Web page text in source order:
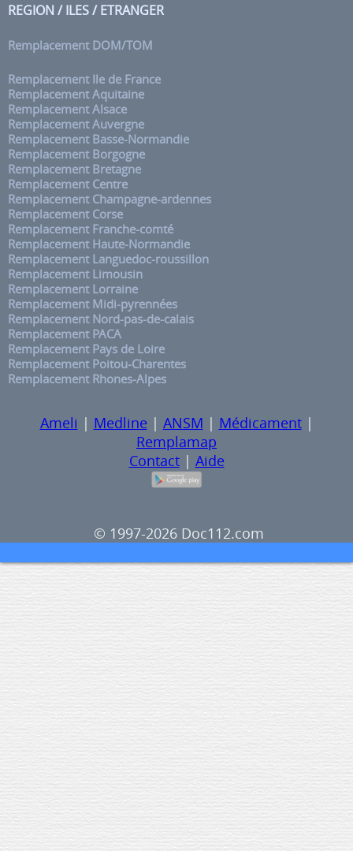
REGION / ILES / ETRANGER
Remplacement DOM/TOM
Remplacement Ile de France
Remplacement Aquitaine
Remplacement Alsace
Remplacement Auvergne
Remplacement Basse-Normandie
Remplacement Borgogne
Remplacement Bretagne
Remplacement Centre
Remplacement Champagne-ardennes
Remplacement Corse
Remplacement Franche-comté
Remplacement Haute-Normandie
Remplacement Languedoc-roussillon
Remplacement Limousin
Remplacement Lorraine
Remplacement Midi-pyrennées
Remplacement Nord-pas-de-calais
Remplacement PACA
Remplacement Pays de Loire
Remplacement Poitou-Charentes
Remplacement Rhones-Alpes
Ameli | Medline | ANSM | Médicament|
Remplamap
Contact| Aide
© 1997-2026 Doc112.com